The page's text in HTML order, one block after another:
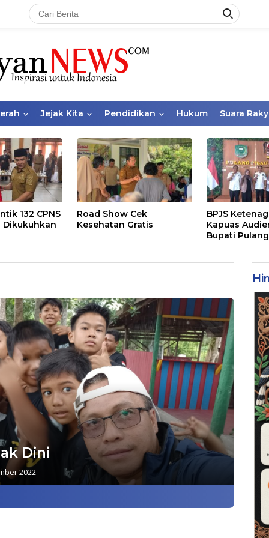
Jejak Kita Pendidikan Hukum Suara
132 CPNS
Dikukuhkan
Road Show Cek
Kesehatan Gratis
BPJS
Kapuas
Bupati
Dini
2022